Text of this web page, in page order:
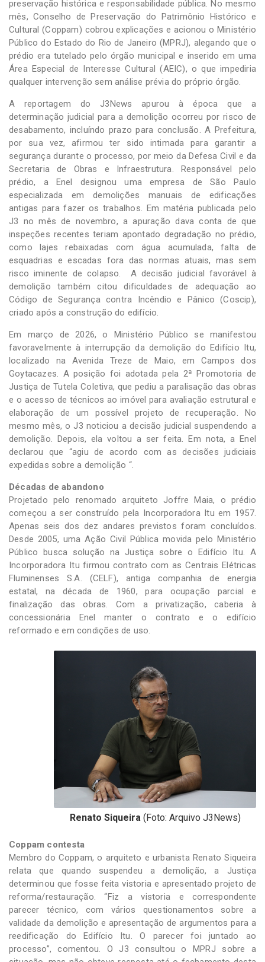
preservação histórica e responsabilidade pública. No mesmo
mês, Conselho de Preservação do Patrimônio Histórico e
Cultural (Coppam) cobrou explicações e acionou o Ministério
Público do Estado do Rio de Janeiro (MPRJ), alegando que o
prédio era tutelado pelo órgão municipal e inserido em uma
Área Especial de Interesse Cultural (AEIC), o que impediria
qualquer intervenção sem análise prévia do próprio órgão.
A reportagem do J3News apurou à época que a
determinação judicial para a demolição ocorreu por risco de
desabamento, incluíndo prazo para conclusão. A Prefeitura,
por sua vez, afirmou ter sido intimada para garantir a
segurança durante o processo, por meio da Defesa Civil e da
Secretaria de Obras e Infraestrutura. Responsável pelo
prédio, a Enel designou uma empresa de São Paulo
especializada em demolições manuais de edificações
antigas para fazer os trabalhos. Em matéria publicada pelo
J3 no mês de novembro, a apuração dava conta de que
inspeções recentes teriam apontado degradação no prédio,
como lajes rebaixadas com água acumulada, falta de
esquadrias e escadas fora das normas atuais, mas sem
risco iminente de colapso. A decisão judicial favorável à
demolição também citou dificuldades de adequação ao
Código de Segurança contra Incêndio e Pânico (Coscip),
criado após a construção do edifício.
Em março de 2026, o Ministério Público se manifestou
favoravelmente à interrupção da demolição do Edifício Itu,
localizado na Avenida Treze de Maio, em Campos dos
Goytacazes. A posição foi adotada pela 2ª Promotoria de
Justiça de Tutela Coletiva, que pediu a paralisação das obras
e o acesso de técnicos ao imóvel para avaliação estrutural e
elaboração de um possível projeto de recuperação. No
mesmo mês, o J3 noticiou a decisão judicial suspendendo a
demolição. Depois, ela voltou a ser feita. Em nota, a Enel
declarou que “agiu de acordo com as decisões judiciais
expedidas sobre a demolição “.
Décadas de abandono
Projetado pelo renomado arquiteto Joffre Maia, o prédio
começou a ser construído pela Incorporadora Itu em 1957.
Apenas seis dos dez andares previstos foram concluídos.
Desde 2005, uma Ação Civil Pública movida pelo Ministério
Público busca solução na Justiça sobre o Edifício Itu. A
Incorporadora Itu firmou contrato com as Centrais Elétricas
Fluminenses S.A. (CELF), antiga companhia de energia
estatal, na década de 1960, para ocupação parcial e
finalização das obras. Com a privatização, caberia à
concessionária Enel manter o contrato e o edifício
reformado e em condições de uso.
Renato Siqueira(Foto: Arquivo J3News)
Coppam contesta
Membro do Coppam, o arquiteto e urbanista Renato Siqueira
relata que quando suspendeu a demolição, a Justiça
determinou que fosse feita vistoria e apresentado projeto de
reforma/restauração. “Fiz a vistoria e correspondente
parecer técnico, com vários questionamentos sobre a
validade da demolição e apresentação de argumentos para a
reedificação do Edifício Itu. O parecer foi juntado ao
processo”, comentou. O J3 consultou o MPRJ sobre a